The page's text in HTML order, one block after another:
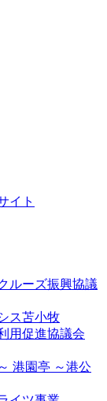
イト
ルーズ振興協議
ス苫小牧
用促進協議会
港園亭 ～港公